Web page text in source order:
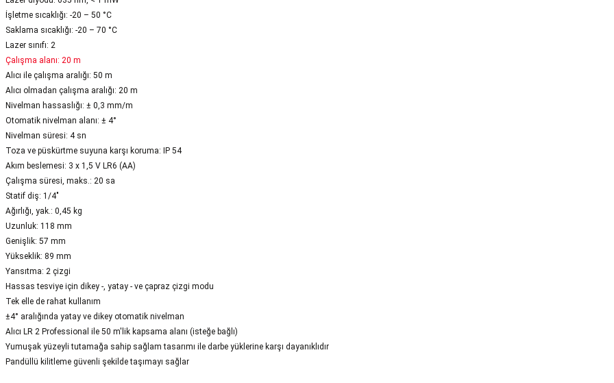
İşletme sıcaklığı: -20 – 50 °C
Saklama sıcaklığı: -20 – 70 °C
Lazer sınıfı: 2
Çalışma alanı: 20 m
Alıcı ile çalışma aralığı: 50 m
Alıcı olmadan çalışma aralığı: 20 m
Nivelman hassaslığı: ± 0,3 mm/m
Otomatik nivelman alanı: ± 4°
Nivelman süresi: 4 sn
Toza ve püskürtme suyuna karşı koruma: IP 54
Akım beslemesi: 3 x 1,5 V LR6 (AA)
Çalışma süresi, maks.: 20 sa
Statif diş: 1/4"
Ağırlığı, yak.: 0,45 kg
Uzunluk: 118 mm
Genişlik: 57 mm
Yükseklik: 89 mm
Yansıtma: 2 çizgi
Hassas tesviye için dikey -, yatay - ve çapraz çizgi modu
Tek elle de rahat kullanım
±4° aralığında yatay ve dikey otomatik nivelman
Alıcı LR 2 Professional ile 50 m'lik kapsama alanı (isteğe bağlı)
Yumuşak yüzeyli tutamağa sahip sağlam tasarımı ile darbe yüklerine karşı dayanıklıdır
Pandüllü kilitleme güvenli şekilde taşımayı sağlar